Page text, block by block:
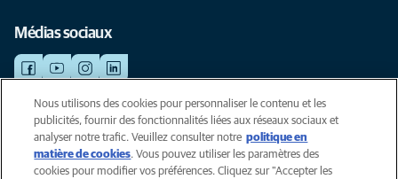
Médias sociaux
©AniCura 2024
Nous utilisons des cookies pour personnaliser le contenu et les
publicités, fournir des fonctionnalités liées aux réseaux sociaux et
analyser notre trafic. Veuillez consulter notre politique en
matière de cookies(opens in a new tab)
. Vous pouvez utiliser les paramètres des
cookies pour modifier vos préférences. Cliquez sur "Accepter les